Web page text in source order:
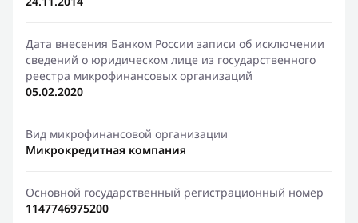
Дата внесения Банком России записи об исключении
сведений о юридическом лице из государственного
реестра микрофинансовых организаций
05.02.2020
Вид микрофинансовой организации
Микрокредитная компания
Основной государственный регистрационный номер
1147746975200